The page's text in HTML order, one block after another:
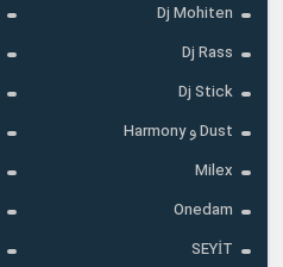
Dj Mohiten
Dj Rass
Dj Stick
Dust و Harmony
Milex
Onedam
SEYİT